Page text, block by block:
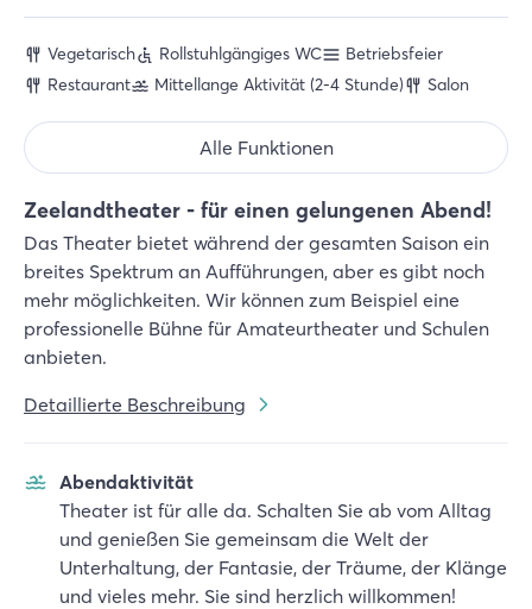
Zeelandtheater - für einen gelungenen Abend!
Das Theater bietet während der gesamten Saison ein
breites Spektrum an Aufführungen, aber es gibt noch
mehr möglichkeiten. Wir können zum Beispiel eine
professionelle Bühne für Amateurtheater und Schulen
anbieten.
Detaillierte Beschreibung
Abendaktivität
Theater ist für alle da. Schalten Sie ab vom Alltag
und genießen Sie gemeinsam die Welt der
Unterhaltung, der Fantasie, der Träume, der Klänge
und vieles mehr. Sie sind herzlich willkommen!
Vegetarisch Rollstuhlgängiges WC
Betriebsfeier
Restaurant
Mittellange Aktivität (2-4 Stunde) Salon
Alle Funktionen